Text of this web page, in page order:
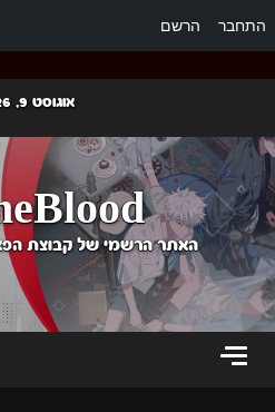
התחבר הרשם
content
אוגוסט 9, 2026
האתר הרשמי של קבוצת